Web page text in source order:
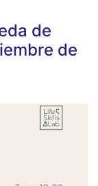
de
de